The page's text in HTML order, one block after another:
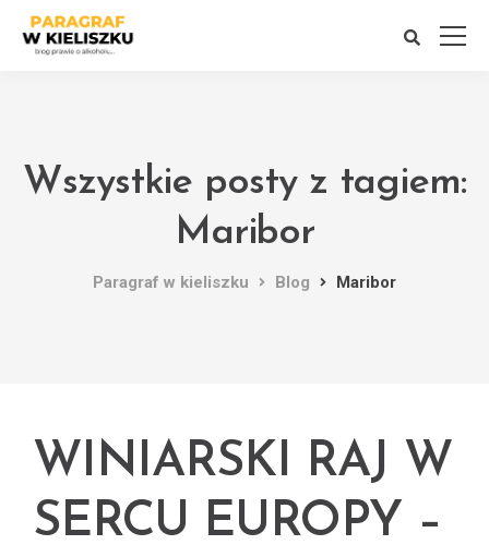
Wszystkie posty z tagiem:
Maribor
Paragraf w kieliszku Blog Maribor
WINIARSKI RAJ W
SERCU EUROPY –